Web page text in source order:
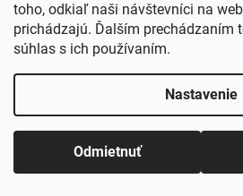
toho, odkiaľ naši návštevníci na
prichádzajú. Ďalším prechádzaním
súhlas s ich používaním.
Nastavenie
Odmietnuť
Dámske elegantné šaty
Dodanie 3-7 dní
€41